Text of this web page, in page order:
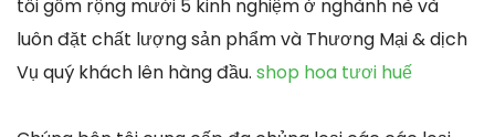
tôi gồm rộng mười 5 kinh nghiệm ở nghành nè và
luôn đặt chất lượng sản phẩm và Thương Mại & dịch
Vụ quý khách lên hàng đầu. shop hoa tươi huế